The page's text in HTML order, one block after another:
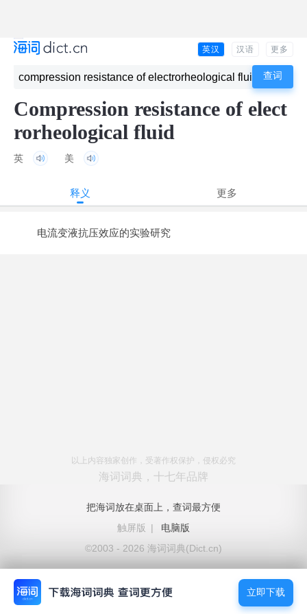
英汉 汉语 更多
Compression resistance of elect
rorheological fluid
英 美
释义 更多
电流变液抗压效应的实验研究
以上内容独家创作，受著作权保护，侵权必究
海词词典，十七年品牌
把海词放在桌面上，查词最方便
触屏版
|
电脑版
©2003 - 2026 海词词典(Dict.cn)
立即下载
立即下载